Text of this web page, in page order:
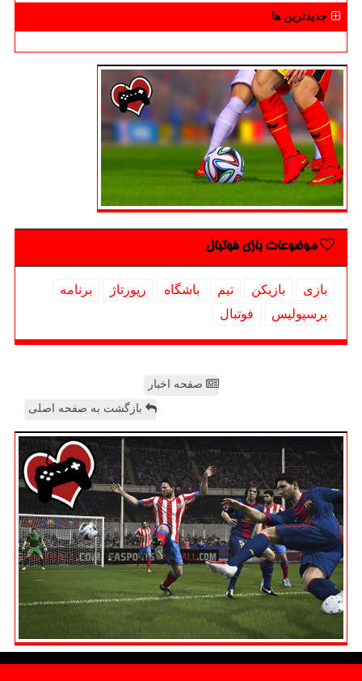
جدیدترین ها
موضوعات بازی فوتبال
بازی بازیكن تیم باشگاه رپورتاژ
برنامه
پرسپولیس
فوتبال
صفحه اخبار
بازگشت به صفحه اصلی